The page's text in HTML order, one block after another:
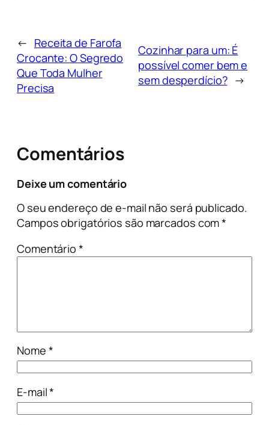
← Receita de Farofa
Crocante: O Segredo
Que Toda Mulher
Precisa
Cozinhar para um: É
possível comer bem e
sem desperdício? →
Comentários
Deixe um comentário
O seu endereço de e-mail não será publicado.
Campos obrigatórios são marcados com*
Comentário *
Nome *
E-mail*